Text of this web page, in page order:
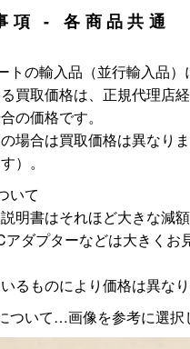
項 - 各商品共通
トの輸入品（並行輸入品）
買取価格は、正規代理店
の価格です。
場合は買取価格は異なり
）。
いて
明書はそれほど大きな減
アダプターなどは大きくお
いるものにより価格は異なり
ついて…画像を参考に選択